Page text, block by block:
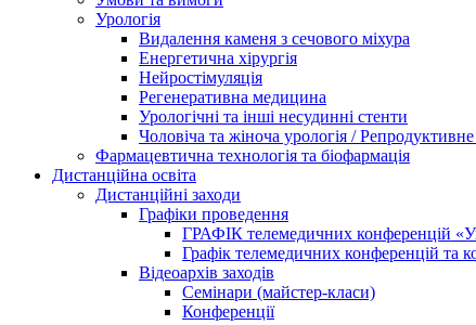
Урологія
Видалення каменя з сечового міхура
Енергетична хірургія
Нейростімуляція
Регенеративна медицина
Урологічні та інші несудинні стенти
Чоловіча та жіноча урологія /
Фармацевтична технологія та біофармація
Дистанційна освіта
Дистанційні заходи
Графіки проведення
ГРАФІК телемедичних конференцій
Графік телемедичних конференцій
Відеоархів заходів
Семінари (майстер-класи)
Конференції